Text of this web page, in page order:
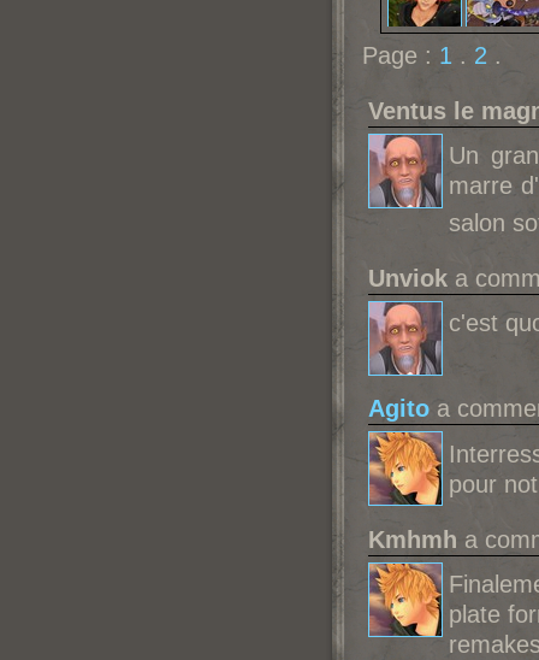
Page : 1 . 2 .
Ventus le
Un
marre
salon
Unviok a
c'est
Agito a
pour
Kmhmh a
plate